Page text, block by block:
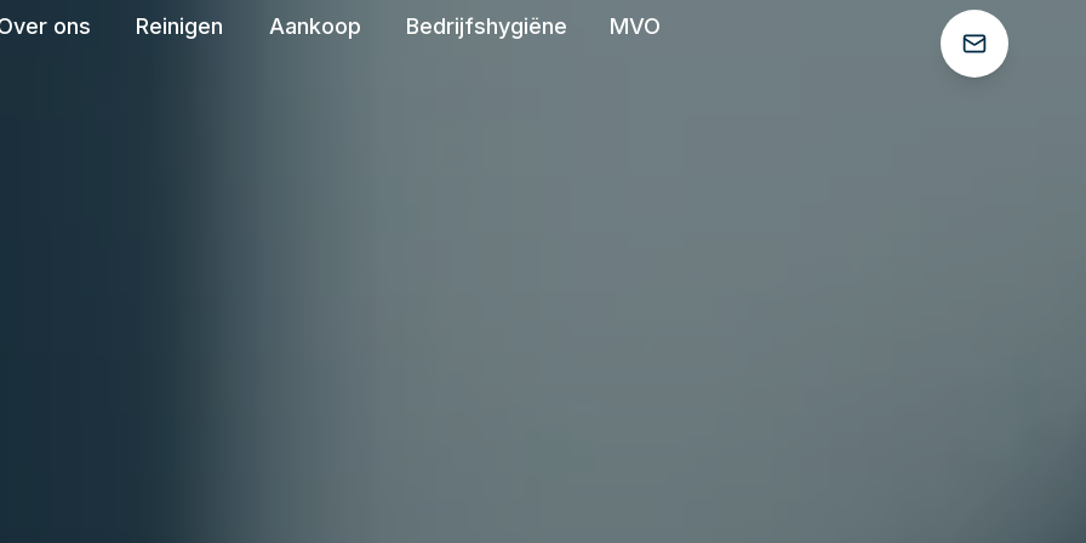
ons Reinigen Aankoop Bedrijfshygiëne MVO